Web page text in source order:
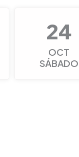
24
OCT
SÁBADO